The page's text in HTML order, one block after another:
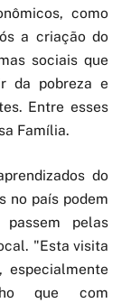
como
a criação do
sociais que
da pobreza e
Entre esses
Família.
do
no país podem
pelas
"Esta visita
especialmente
que com